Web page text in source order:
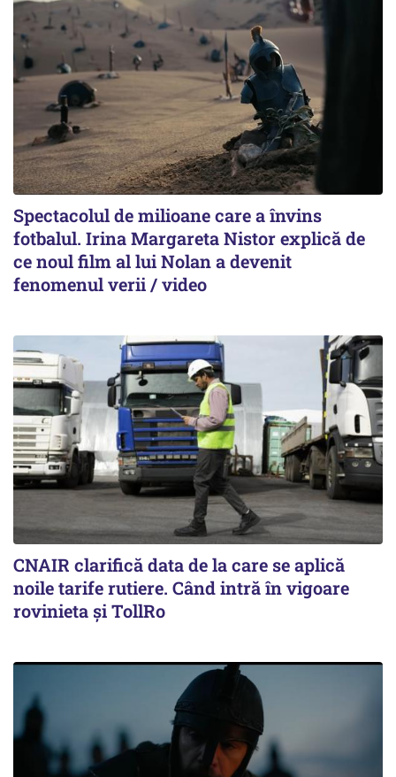
Spectacolul de milioane care a învins
fotbalul. Irina Margareta Nistor explică de
ce noul film al lui Nolan a devenit
fenomenul verii / video
CNAIR clarifică data de la care se aplică
noile tarife rutiere. Când intră în vigoare
rovinieta și TollRo